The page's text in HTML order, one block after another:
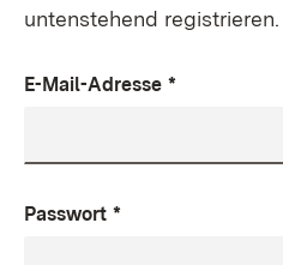
untenstehend registrieren.
E-Mail-Adresse *
Passwort *